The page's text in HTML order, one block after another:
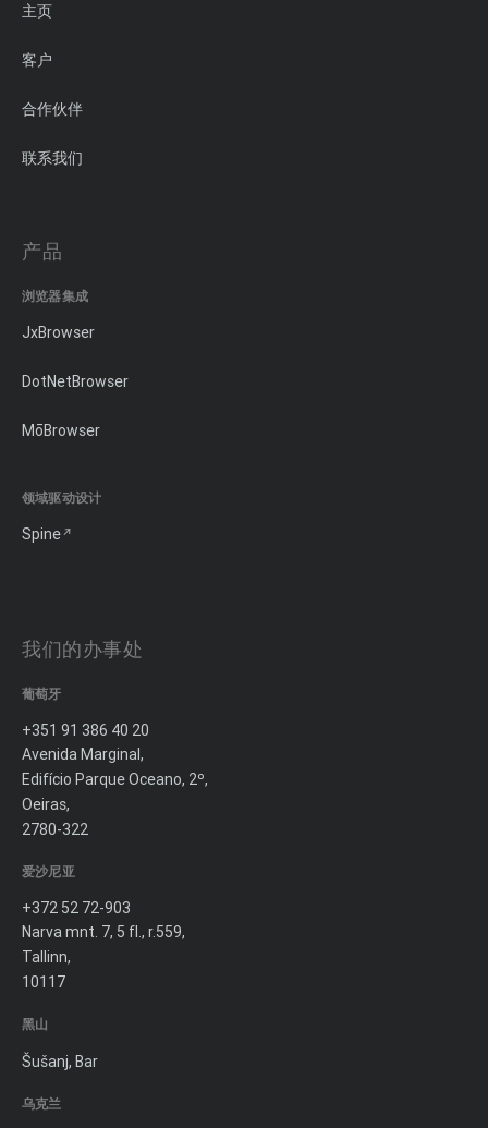
主页
客户
合作伙伴
联系我们
产品
浏览器集成
JxBrowser
DotNetBrowser
MōBrowser
领域驱动设计
Spine
我们的办事处
葡萄牙
+351 91 386 40 20
Avenida Marginal,
Edifício Parque Oceano, 2º,
Oeiras,
2780-322
爱沙尼亚
+372 52 72-903
Narva mnt. 7, 5 fl., r.559,
Tallinn,
10117
黑山
Šušanj, Bar
乌克兰